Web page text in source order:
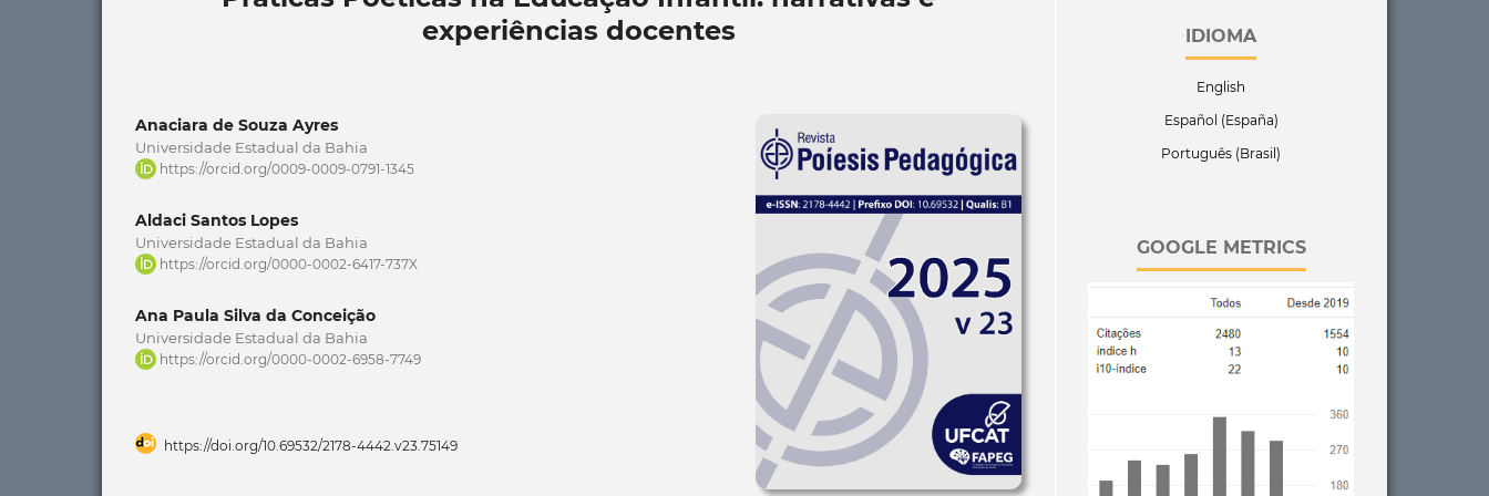
experiências docentes
Anaciara de Souza Ayres
Universidade Estadual da Bahia
https://orcid.org/0009-0009-0791-1345
Aldaci Santos Lopes
Universidade Estadual da Bahia
https://orcid.org/0000-0002-6417-737X
Ana Paula Silva da Conceição
Universidade Estadual da Bahia
https://orcid.org/0000-0002-6958-7749
https://doi.org/10.69532/2178-4442.v23.75149
IDIOMA
English
Español (España)
Português (Brasil)
GOOGLE METRICS